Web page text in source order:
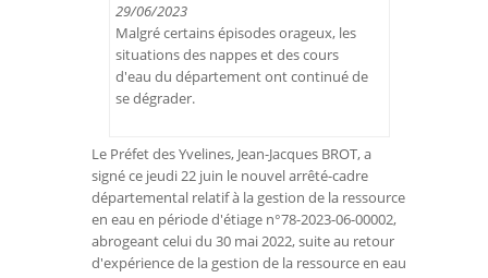
29/06/2023
Malgré certains épisodes orageux, les
situations des nappes et des cours
d'eau du département ont continué de
se dégrader.
Le Préfet des Yvelines, Jean-Jacques BROT, a
signé ce jeudi 22 juin le nouvel arrêté-cadre
départemental relatif à la gestion de la ressource
en eau en période d'étiage n°78-2023-06-00002,
abrogeant celui du 30 mai 2022, suite au retour
d'expérience de la gestion de la ressource en eau